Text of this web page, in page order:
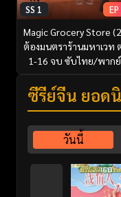
SS 1
Magic Grocery Store
ต้องมนตราร้านมหาเวท
1-16 จบ ซับไทย/พาก
ซีรี่ย์จีน ยอด
วันนี้